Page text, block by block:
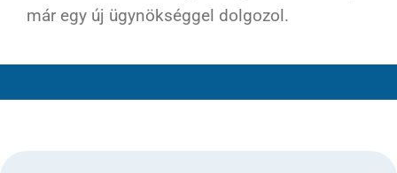
már egy új ügynökséggel dolgozol.